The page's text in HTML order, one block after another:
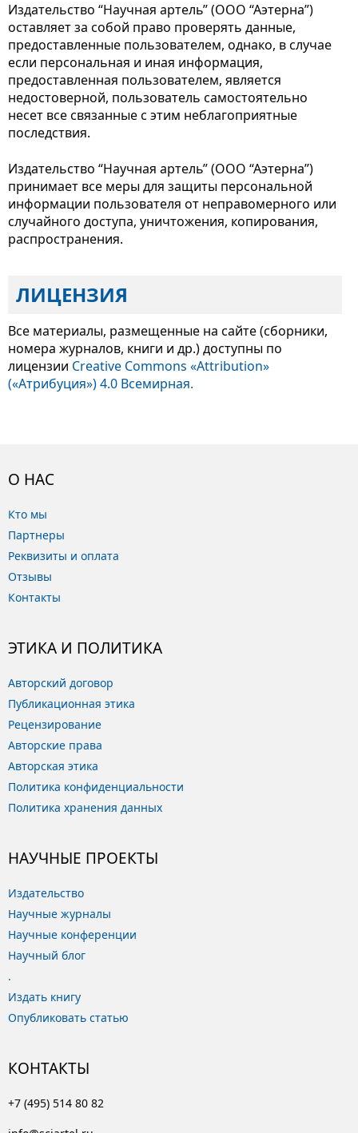
Издательство “Научная артель” (ООО “Аэтерна”)
оставляет за собой право проверять данные,
предоставленные пользователем, однако, в случае
если персональная и иная информация,
предоставленная пользователем, является
недостоверной, пользователь самостоятельно
несет все связанные с этим неблагоприятные
последствия.
Издательство “Научная артель” (ООО “Аэтерна”)
принимает все меры для защиты персональной
информации пользователя от неправомерного или
случайного доступа, уничтожения, копирования,
распространения.
ЛИЦЕНЗИЯ
Все материалы, размещенные на сайте (сборники,
номера журналов, книги и др.) доступны по
лицензии Creative Commons «Attribution»
(«Атрибуция») 4.0 Всемирная.
О НАС
Кто мы
Партнеры
Реквизиты и оплата
Отзывы
Контакты
ЭТИКА И ПОЛИТИКА
Авторский договор
Публикационная этика
Рецензирование
Авторские права
Авторская этика
Политика конфиденциальности
Политика хранения данных
НАУЧНЫЕ ПРОЕКТЫ
Издательство
Научные журналы
Научные конференции
Научный блог
.
Издать книгу
Опубликовать статью
КОНТАКТЫ
+7 (495) 514 80 82